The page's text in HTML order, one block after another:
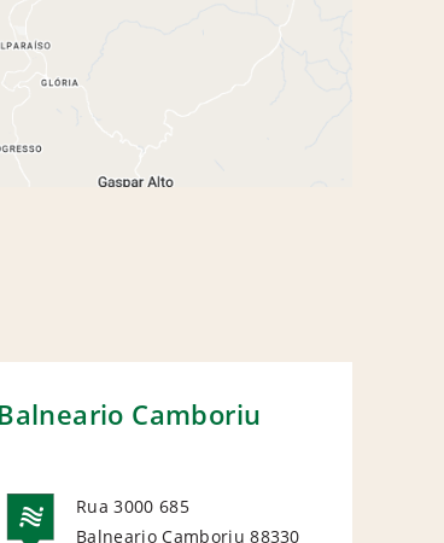
Balneario Camboriu
Rua 3000 685
Balneario Camboriu 88330